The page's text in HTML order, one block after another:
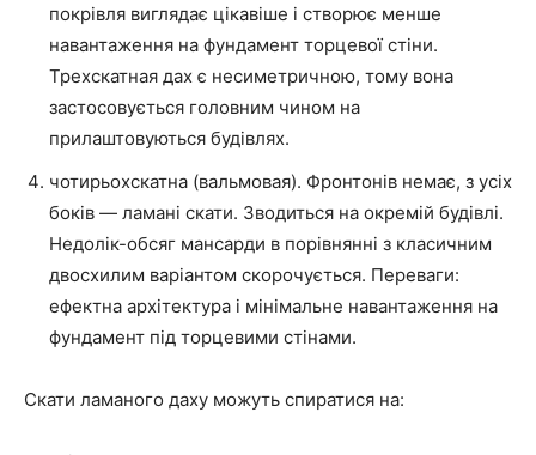
покрівля виглядає цікавіше і створює менше
навантаження на фундамент торцевої стіни.
Трехскатная дах є несиметричною, тому вона
застосовується головним чином на
прилаштовуються будівлях.
чотирьохскатна (вальмовая). Фронтонів немає, з усіх
боків — ламані скати. Зводиться на окремій будівлі.
Недолік-обсяг мансарди в порівнянні з класичним
двосхилим варіантом скорочується. Переваги:
ефектна архітектура і мінімальне навантаження на
фундамент під торцевими стінами.
Скати ламаного даху можуть спиратися на: